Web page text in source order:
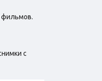
фильмов.
с